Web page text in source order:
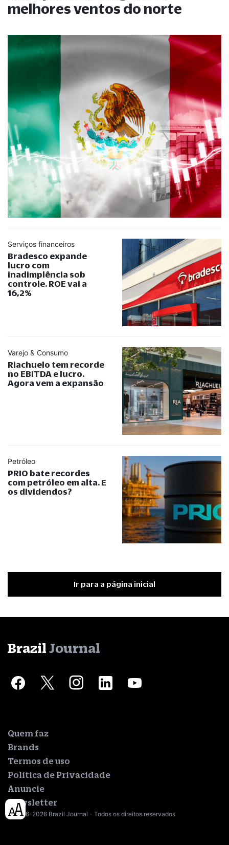
melhores ventos do norte
Serviços financeiros
Bradesco expande
lucro com
inadimplência sob
controle. ROE vai a
16,2%
Varejo & Consumo
Riachuelo tem recorde
no EBITDA e lucro.
Agora vem a expansão
Petróleo
PRIO bate recordes
com petróleo em alta. E
os dividendos?
Ir para a página inicial
Brazil Journal
Quem faz
Brands
Termos de uso
Política de Privacidade
Anuncie
Newsletter
© 2016-2026 Brazil Journal - Todos os direitos reservados